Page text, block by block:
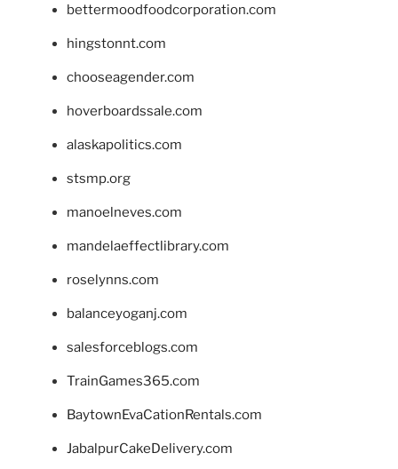
bettermoodfoodcorporation.com
hingstonnt.com
chooseagender.com
hoverboardssale.com
alaskapolitics.com
stsmp.org
manoelneves.com
mandelaeffectlibrary.com
roselynns.com
balanceyoganj.com
salesforceblogs.com
TrainGames365.com
BaytownEvaCationRentals.com
JabalpurCakeDelivery.com